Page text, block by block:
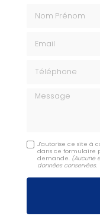
Message
J'autorise ce site à
dans ce formulaire
demande. (Aucune
données conservées.